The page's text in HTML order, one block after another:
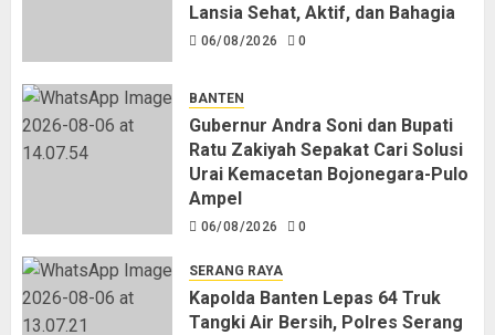
Lansia Sehat, Aktif, dan Bahagia
06/08/2026 0
BANTEN
Gubernur Andra Soni dan Bupati
Ratu Zakiyah Sepakat Cari Solusi
Urai Kemacetan Bojonegara-Pulo
Ampel
06/08/2026 0
SERANG RAYA
Kapolda Banten Lepas 64 Truk
Tangki Air Bersih, Polres Serang